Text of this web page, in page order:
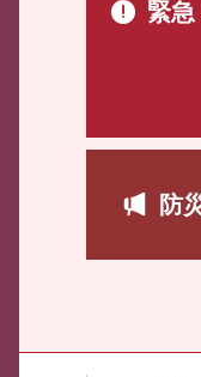
緊急
防